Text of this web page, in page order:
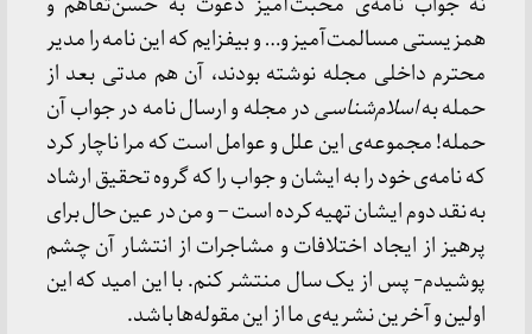
همزیستی مسالمت‌آمیز و… و بیفزایم که این نامه را مدیر
محترم داخلی مجله نوشته بودند، آن هم مدتی بعد از
حمله بهاسلام‌شناسیدر مجله و ارسال نامه در جواب آن
حمله! مجموعه‌ی این علل و عوامل است که مرا ناچار کرد
که نامه‌ی خود را به ایشان و جواب را که گروه تحقیق ارشاد
به نقد دوم ایشان تهیه کرده است – و من در عین حال برای
پرهیز از ایجاد اختلافات و مشاجرات از انتشار آن چشم
پوشیدم- پس از یک سال منتشر کنم. با این امید که این
اولین و آخرین نشریه‌ی ما از این مقوله‌ها باشد.